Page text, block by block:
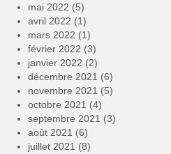
mai 2022 (5)
avril 2022 (1)
mars 2022 (1)
février 2022 (3)
janvier 2022 (2)
décembre 2021 (6)
novembre 2021 (5)
octobre 2021 (4)
septembre 2021 (3)
août 2021 (6)
juillet 2021 (8)